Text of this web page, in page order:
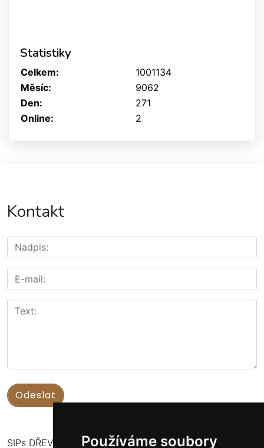
Používáme soubory
Statistiky
Online: 2
Celkem:
1001134
Měsíc:
9062
Den:
271
Kontakt
SIPs DŘEVOSTAVBY